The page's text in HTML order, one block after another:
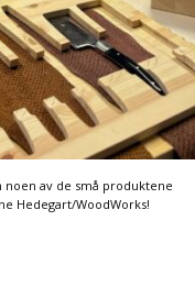
av de små produktene
Hedegart/WoodWorks!